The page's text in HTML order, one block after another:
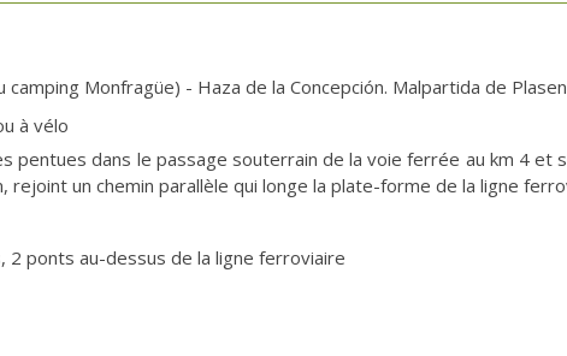
camping Monfragüe) - Haza de la Concepción. Malpartida de
à vélo
pentues dans le passage souterrain de la voie ferrée au km 4 et
rejoint un chemin parallèle qui longe la plate-forme de la ligne
2 ponts au-dessus de la ligne ferroviaire